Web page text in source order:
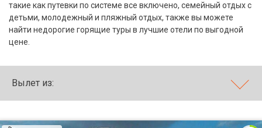
такие как путевки по системе все включено, семейный отдых с
детьми, молодежный и пляжный отдых, также вы можете
найти недорогие горящие туры в лучшие отели по выгодной
цене.
Вылет из:
Большой Сочи
Кав Мин Воды
VIP отели 5 звезд
ТОП 10 лучших отелей 5*